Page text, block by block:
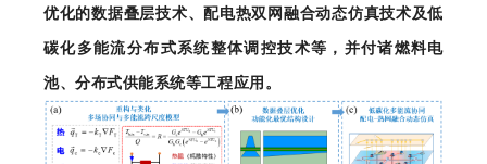
优化的数据叠层技术、配电热双网融合动态仿真技术及低
碳化多能流分布式系统整体调控技术等，并付诸燃料电
池、分布式供能系统等工程应用。